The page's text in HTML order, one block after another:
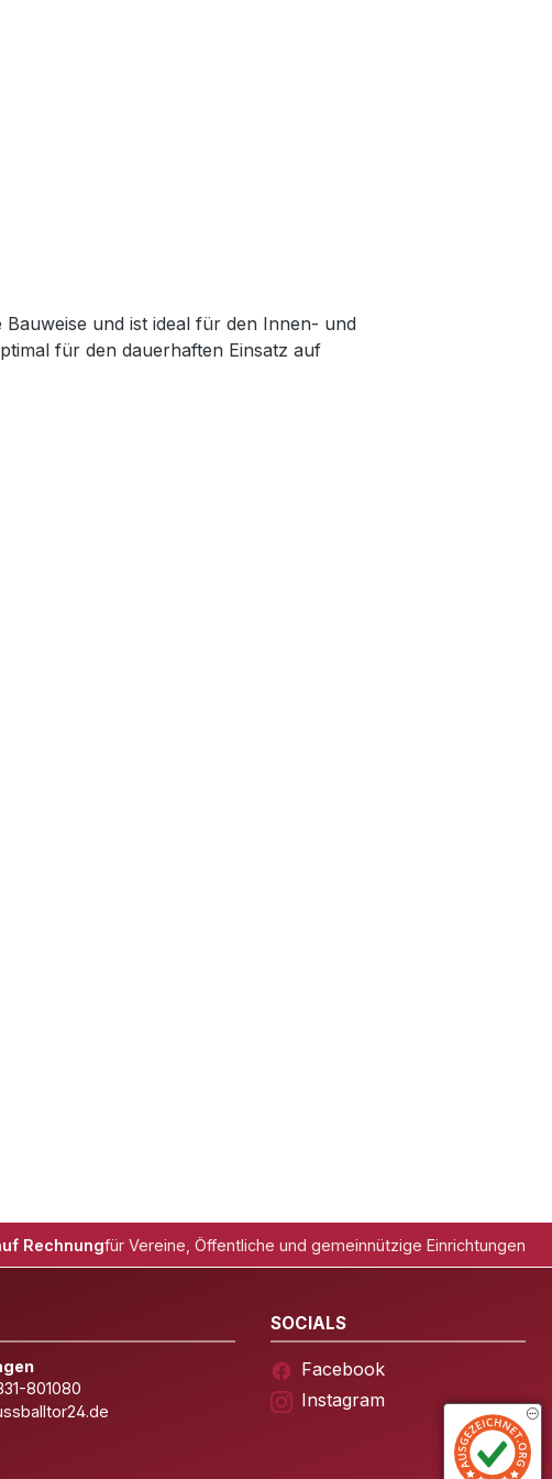
und ist ideal für den Innen- und
für den dauerhaften Einsatz auf
Rechnungfür Vereine, Öffentliche und gemeinnützige Einrichtungen
801080
SOCIALS
Facebook
Instagram